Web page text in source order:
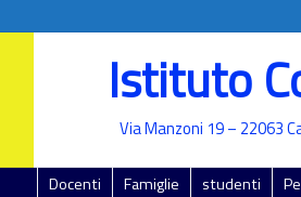
Istituto
Via Manzoni 19 – 22063
Docenti Famiglie studenti